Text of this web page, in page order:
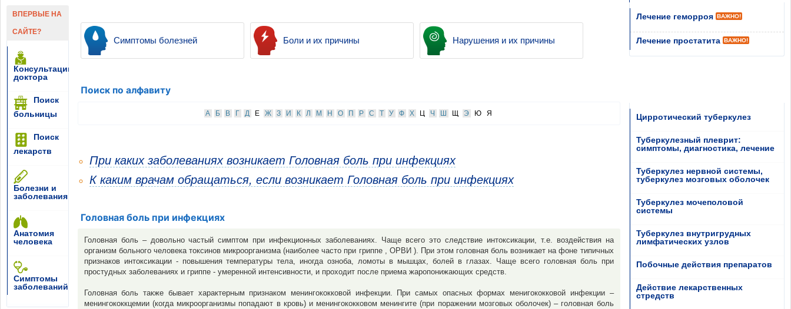
ВПЕРВЫЕ НА
САЙТЕ?
Консультации
доктора
Поиск
больницы
Поиск
лекарств
Болезни и
заболевания
Анатомия
человека
Симптомы
заболеваний
Симптомы болезней Боли и их причины Нарушения и их причины
Поиск по алфавиту
А Б В Г Д Е Ж З И К Л М Н О П Р С Т У Ф Х Ц Ч Ш Щ Э Ю Я
При каких заболеваниях возникает Головная боль при инфекциях
К каким врачам обращаться, если возникает Головная боль при инфекциях
Головная боль при инфекциях
Головная боль – довольно частый симптом при инфекционных заболеваниях. Чаще всего это следствие интоксикации, т.е. воздействия на
организм больного человека токсинов микроорганизма (наиболее часто при гриппе , ОРВИ ). При этом головная боль возникает на фоне типичных
признаков интоксикации - повышения температуры тела, иногда озноба, ломоты в мышцах, болей в глазах. Чаще всего головная боль при
простудных заболеваниях и гриппе - умеренной интенсивности, и проходит после приема жаропонижающих средств.
Головная боль также бывает характерным признаком менингококковой инфекции. При самых опасных формах менигококковой инфекции –
менингококкцемии (когда микроорганизмы попадают в кровь) и менингококковом менингите (при поражении мозговых оболочек) – головная боль
Лечение геморроя ВАЖНО!
Лечение простатита ВАЖНО!
Цирротический туберкулез
Туберкулезный плеврит:
симптомы, диагностика, лечение
Туберкулез нервной системы,
туберкулез мозговых оболочек
Туберкулез мочеполовой
системы
Туберкулез внутригрудных
лимфатических узлов
Побочные действия препаратов
Действие лекарственных
стредств